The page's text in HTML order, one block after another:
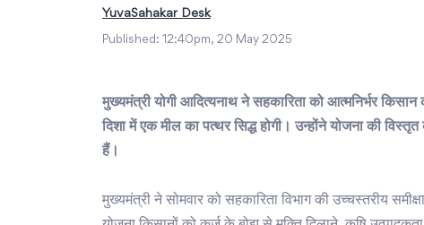
YuvaSahakar Desk
Published: 12:40pm, 20 May 2025
मुख्यमंत्री योगी आदित्यनाथ ने सहकारिता को आत्मनिर्भर
दिशा में एक मील का पत्थर सिद्ध होगी। उन्होंने योजना की
हैं।
मुख्यमंत्री ने सोमवार को सहकारिता विभाग की उच्चस्तरीय